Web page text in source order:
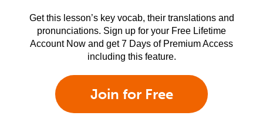
Get this lesson’s key vocab, their translations and
pronunciations. Sign up for your Free Lifetime
Account Now and get 7 Days of Premium Access
including this feature.
Join for Free